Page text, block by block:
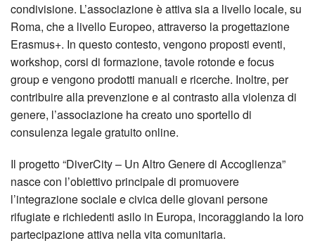
condivisione. L’associazione è attiva sia a livello locale, su
Roma, che a livello Europeo, attraverso la progettazione
Erasmus+. In questo contesto, vengono proposti eventi,
workshop, corsi di formazione, tavole rotonde e focus
group e vengono prodotti manuali e ricerche. Inoltre, per
contribuire alla prevenzione e al contrasto alla violenza di
genere, l’associazione ha creato uno sportello di
consulenza legale gratuito online.
Il progetto “DiverCity – Un Altro Genere di Accoglienza”
nasce con l’obiettivo principale di promuovere
l’integrazione sociale e civica delle giovani persone
rifugiate e richiedenti asilo in Europa, incoraggiando la loro
partecipazione attiva nella vita comunitaria.